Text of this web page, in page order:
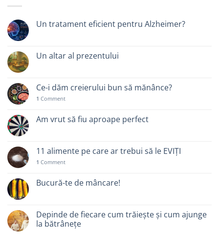
Un tratament eficient pentru Alzheimer?
Un altar al prezentului
Ce-i dăm creierului bun să mănânce?
1 Comment
Am vrut să fiu aproape perfect
11 alimente pe care ar trebui să le EVIȚI
1 Comment
Bucură-te de mâncare!
Depinde de fiecare cum trăiește și cum ajunge
la bătrânețe